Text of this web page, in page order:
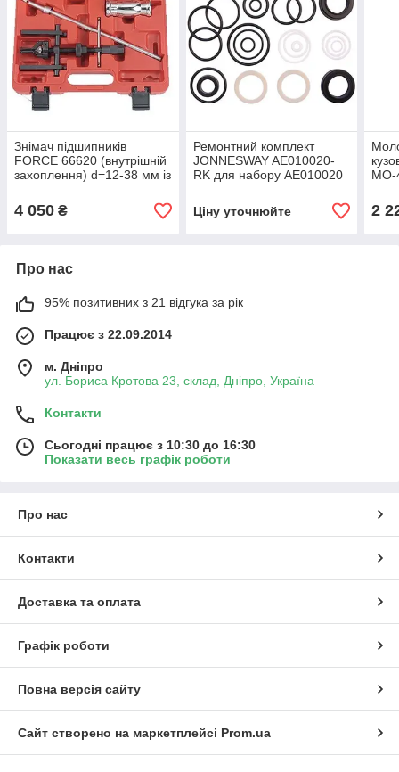
Знімач підшипників
FORCE 66620 (внутрішній
захоплення) d=12-38 мм із
4 050 ₴
Ремонтний комплект
JONNESWAY AE010020-
RK для набору AE010020
Ціну уточнюйте
МО-
2
Про нас
95% позитивних з 21 відгука за рік
Працює з 22.09.2014
м. Дніпро
ул. Бориса Кротова 23, склад, Дніпро, Україна
Контакти
Сьогодні працює з 10:30 до 16:30
Показати весь графік роботи
Про нас
Контакти
Доставка та оплата
Графік роботи
Повна версія сайту
Сайт створено на маркетплейсі Prom.ua